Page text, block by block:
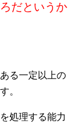
だというか
る一定以上の
。
処理する能力